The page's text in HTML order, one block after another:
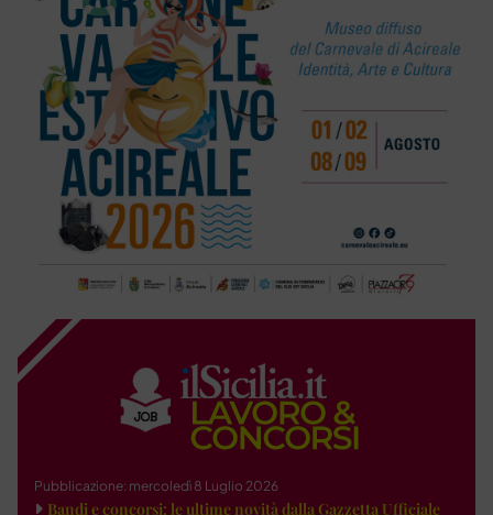
Pubblicazione: mercoledì 8 Luglio 2026
Bandi e concorsi: le ultime novità dalla Gazzetta Ufficiale